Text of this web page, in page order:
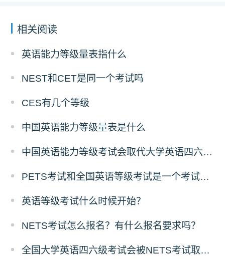
相关阅读
英语能力等级量表指什么
NEST和CET是同一个考试吗
CES有几个等级
中国英语能力等级量表是什么
中国英语能力等级考试会取代大学英语四六级吗？
PETS考试和全国英语等级考试是一个考试吗？
英语等级考试什么时候开始？
NETS考试怎么报名？有什么报名要求吗？
全国大学英语四六级考试会被NETS考试取代吗？